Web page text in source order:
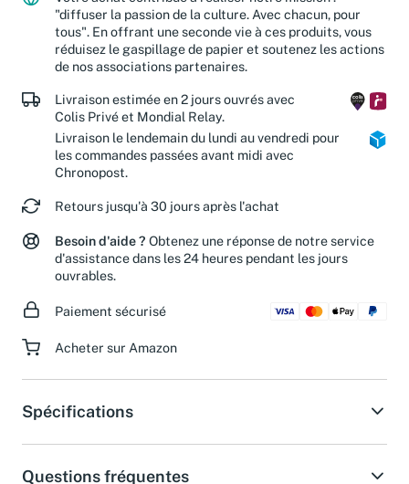
Votre achat contribue à réaliser notre mission :
"diffuser la passion de la culture. Avec chacun, pour
tous". En offrant une seconde vie à ces produits, vous
réduisez le gaspillage de papier et soutenez les actions
de nos associations partenaires.
Livraison estimée en 2 jours ouvrés avec
Colis Privé et Mondial Relay.
Livraison le lendemain du lundi au vendredi pour
les commandes passées avant midi avec
Retours jusqu'à 30 jours après l'achat
Besoin d'aide ?Obtenez une réponse de notre service
d'assistance dans les 24 heures pendant les jours
Spécifications